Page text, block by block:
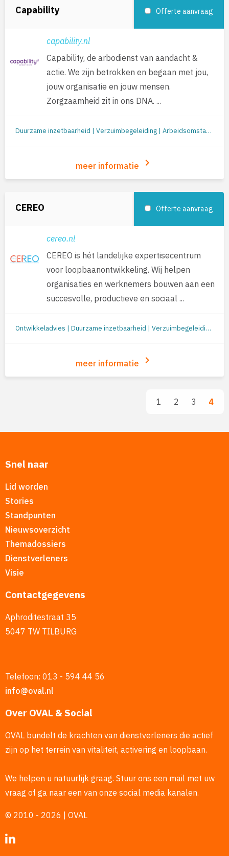
Capability Offerte aanvraag
capability.nl
Capability, de arbodienst van aandacht &
actie. We zijn betrokken en begaan met jou,
jouw organisatie en jouw mensen.
Zorgzaamheid zit in ons DNA. ...
Duurzame inzetbaarheid | Verzuimbegeleiding | Arbeidsomstandigheden (o.a. RI&E en werkplekonderzoek) | Preventie/gezondheid | Re-integratie: begeleiding naar werk | Jobcoaching | Re-integratie tweede spoor | Outplacement | Loopbaanbegeleiding | Loopbaanontwikkeling | Mobiliteit
meer informatie keyboard_arrow_right
CEREO Offerte aanvraag
cereo.nl
CEREO is hét landelijke expertisecentrum
voor loopbaanontwikkeling. Wij helpen
organisaties en werknemers bouwen aan een
succesvolle, productieve en sociaal ...
Ontwikkeladvies | Duurzame inzetbaarheid | Verzuimbegeleiding | Arbeidsomstandigheden (o.a. RI&E en werkplekonderzoek) | Preventie/gezondheid | Re-integratie: begeleiding naar werk | Jobcoaching | Re-integratie tweede spoor | Outplacement | Loopbaanbegeleiding | Loopbaanontwikkeling | Mobiliteit
meer informatie keyboard_arrow_right
1 2 3 4
Snel naar
Lid worden
Stories
Standpunten
Nieuwsoverzicht
Themadossiers
Dienstverleners
Visie
Contactgegevens
Aphroditestraat 35
5047 TW TILBURG
Telefoon: 013 - 594 44 56
info@oval.nl
Over OVAL & Social
OVAL bundelt de krachten van dienstverleners die actief
zijn op het terrein van vitaliteit, activering en loopbaan.
We helpen u natuurlijk graag. Stuur ons een mail met uw
vraag of ga naar een van onze social media kanalen.
© 2010 - 2026 | OVAL